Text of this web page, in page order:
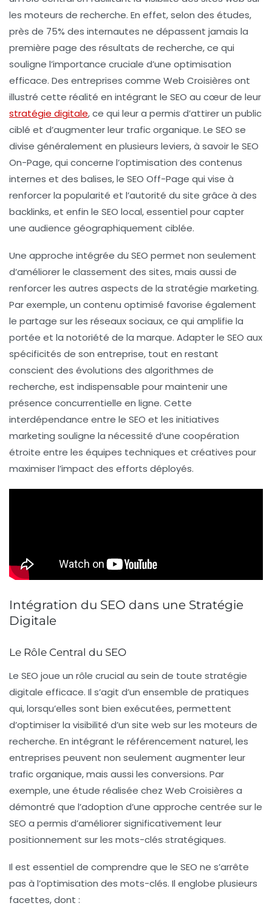
les moteurs de recherche. En effet, selon des études,
près de 75% des internautes ne dépassent jamais la
première page des résultats de recherche, ce qui
souligne l’importance cruciale d’une optimisation
efficace. Des entreprises comme Web Croisières ont
illustré cette réalité en intégrant le SEO au cœur de leur
stratégie digitale, ce qui leur a permis d’attirer un public
ciblé et d’augmenter leur trafic organique. Le SEO se
divise généralement en plusieurs leviers, à savoir le SEO
On-Page, qui concerne l’optimisation des contenus
internes et des balises, le SEO Off-Page qui vise à
renforcer la popularité et l’autorité du site grâce à des
backlinks, et enfin le SEO local, essentiel pour capter
une audience géographiquement ciblée.
Une approche intégrée du SEO permet non seulement
d’améliorer le classement des sites, mais aussi de
renforcer les autres aspects de la stratégie marketing.
Par exemple, un contenu optimisé favorise également
le partage sur les réseaux sociaux, ce qui amplifie la
portée et la notoriété de la marque. Adapter le SEO aux
spécificités de son entreprise, tout en restant
conscient des évolutions des algorithmes de
recherche, est indispensable pour maintenir une
présence concurrentielle en ligne. Cette
interdépendance entre le SEO et les initiatives
marketing souligne la nécessité d’une coopération
étroite entre les équipes techniques et créatives pour
maximiser l’impact des efforts déployés.
Intégration du SEO dans une Stratégie
Digitale
Le Rôle Central du SEO
Le SEO joue un rôle crucial au sein de toute stratégie
digitale efficace. Il s’agit d’un ensemble de pratiques
qui, lorsqu’elles sont bien exécutées, permettent
d’optimiser la visibilité d’un site web sur les moteurs de
recherche. En intégrant le référencement naturel, les
entreprises peuvent non seulement augmenter leur
trafic organique, mais aussi les conversions. Par
exemple, une étude réalisée chez Web Croisières a
démontré que l’adoption d’une approche centrée sur le
SEO a permis d’améliorer significativement leur
positionnement sur les mots-clés stratégiques.
Il est essentiel de comprendre que le SEO ne s’arrête
pas à l’optimisation des mots-clés. Il englobe plusieurs
facettes, dont :